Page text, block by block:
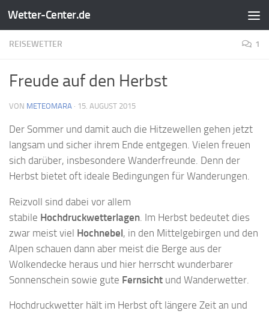
Zum Inhalt springen
Wetter-Center.de
REISEWETTER 1
Freude auf den Herbst
VON METEOMARA · 15. AUGUST 2015
Der Sommer und damit auch die Hitzewellen gehen jetzt
langsam und sicher ihrem Ende entgegen. Vielen freuen
sich darüber, insbesondere Wanderfreunde. Denn der
Herbst bietet oft ideale Bedingungen für Wanderungen.
Reizvoll sind dabei vor allem
stabile Hochdruckwetterlagen . Im Herbst bedeutet dies
zwar meist viel Hochnebel, in den Mittelgebirgen und den
Alpen schauen dann aber meist die Berge aus der
Wolkendecke heraus und hier herrscht wunderbarer
Sonnenschein sowie gute Fernsicht und Wanderwetter.
Hochdruckwetter hält im Herbst oft längere Zeit an und